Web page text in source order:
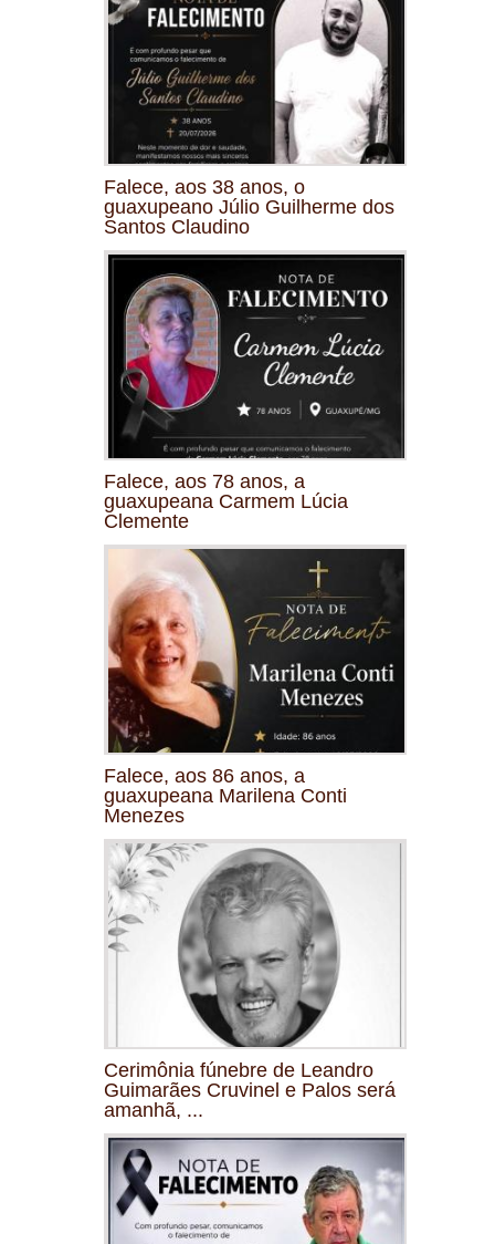
Falece, aos 38 anos, o
guaxupeano Júlio Guilherme dos
Santos Claudino
Falece, aos 78 anos, a
guaxupeana Carmem Lúcia
Clemente
Falece, aos 86 anos, a
guaxupeana Marilena Conti
Menezes
Cerimônia fúnebre de Leandro
Guimarães Cruvinel e Palos será
amanhã, ...